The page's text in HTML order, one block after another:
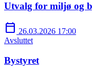
Utvalg for miljø og
calendar_today 26.03.2026 17:00
Avsluttet
Bystyret